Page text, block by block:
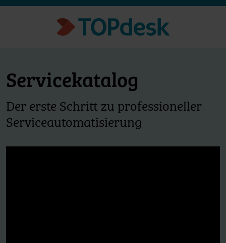
Servicekatalog
Der erste Schritt zu professioneller
Serviceautomatisierung